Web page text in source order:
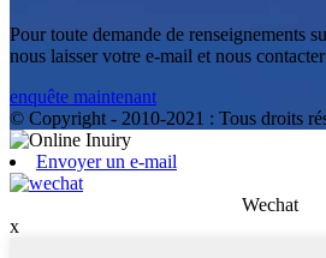
Pour toute demande de renseignements
nous laisser votre e-mail et nous
enquête maintenant
© Copyright - 2010-2021 : Tous droits
Envoyer un e-mail
Wechat
x